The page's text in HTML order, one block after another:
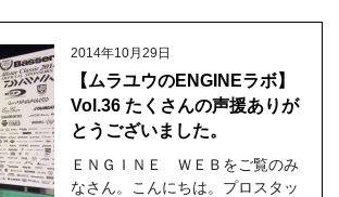
2014年10月29日
【ムラユウのENGINEラボ】
Vol.36 たくさんの声援ありが
とうございました。
ＥＮＧＩＮＥ ＷＥＢをご覧のみ
なさん。こんにちは。プロスタッ